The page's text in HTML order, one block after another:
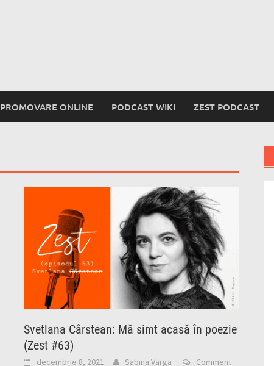
PROMOVARE ONLINE PODCAST WIKI ZEST PODCAST
Svetlana Cârstean: Mă simt acasă în poezie
(Zest #63)
decembrie 8, 2021 Sabina Varga Comment